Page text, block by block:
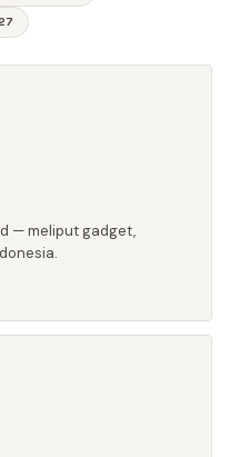
— meliput gadget,